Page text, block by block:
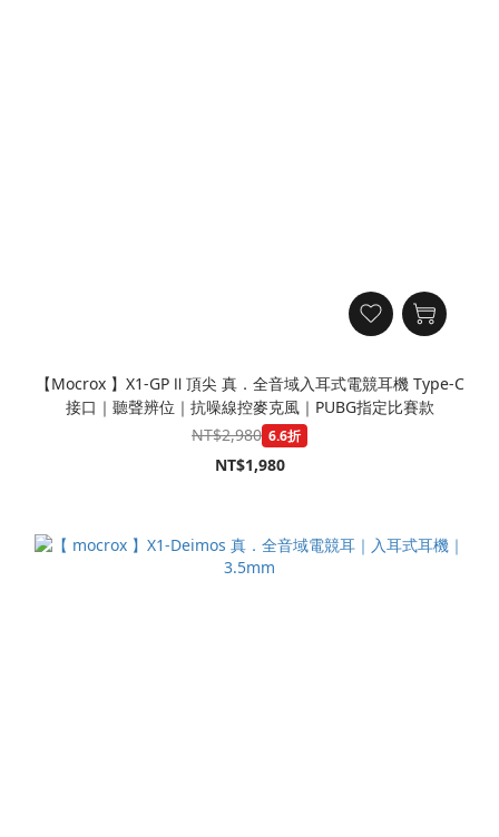
【Mocrox 】X1-GP Ⅱ 頂尖 真．全音域入耳式電競耳機 Type-C
接口｜聽聲辨位｜抗噪線控麥克風｜PUBG指定比賽款
NT$2,980 6.6折
NT$1,980